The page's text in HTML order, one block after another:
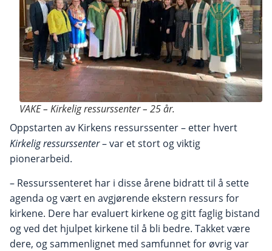
VAKE – Kirkelig ressurssenter – 25 år.
Oppstarten av Kirkens ressurssenter – etter hvert
Kirkelig ressurssenter– var et stort og viktig
pionerarbeid.
– Ressurssenteret har i disse årene bidratt til å sette
agenda og vært en avgjørende ekstern ressurs for
kirkene. Dere har evaluert kirkene og gitt faglig bistand
og ved det hjulpet kirkene til å bli bedre. Takket være
dere, og sammenlignet med samfunnet for øvrig var